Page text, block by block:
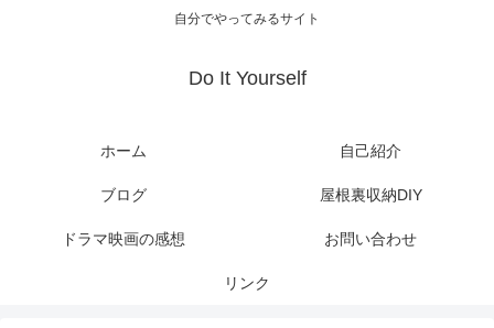
自分でやってみるサイト
Do It Yourself
ホーム 自己紹介
ブログ 屋根裏収納DIY
ドラマ映画の感想 お問い合わせ
リンク